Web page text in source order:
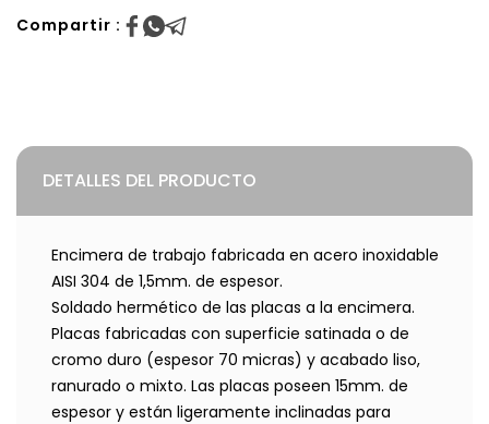
Compartir :
DETALLES DEL PRODUCTO
Encimera de trabajo fabricada en acero inoxidable
AISI 304 de 1,5mm. de espesor.
Soldado hermético de las placas a la encimera.
Placas fabricadas con superficie satinada o de
cromo duro (espesor 70 micras) y acabado liso,
ranurado o mixto. Las placas poseen 15mm. de
espesor y están ligeramente inclinadas para